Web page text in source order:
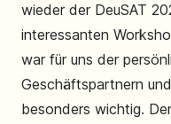
wieder der DeuSAT
interessanten
war für uns der
Geschäftspartnern
besonders wichtig.